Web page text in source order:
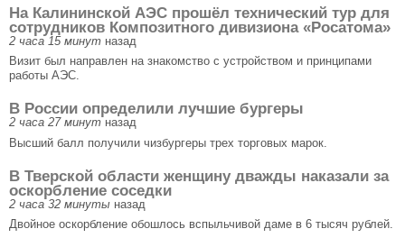
На Калининской АЭС прошёл технический тур для
сотрудников Композитного дивизиона «Росатома»
2 часа 15 минут назад
Визит был направлен на знакомство с устройством и принципами
работы АЭС.
В России определили лучшие бургеры
2 часа 27 минут назад
Высший балл получили чизбургеры трех торговых марок.
В Тверской области женщину дважды наказали за
оскорбление соседки
2 часа 32 минуты назад
Двойное оскорбление обошлось вспыльчивой даме в 6 тысяч рублей.